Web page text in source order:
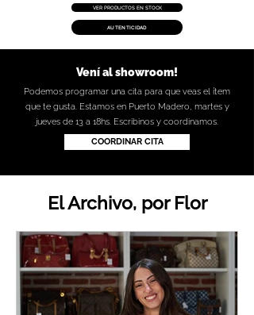
VER PRODUCTOS EN STOCK
AUTENTICIDAD
Vení al showroom!
Podemos programar una cita para que veas el ítem
que te gusta. Estamos en Puerto Madero, martes y
jueves de 13 a 18hs. Escribinos y coordinamos.
COORDINAR CITA
El Archivo, por Flor